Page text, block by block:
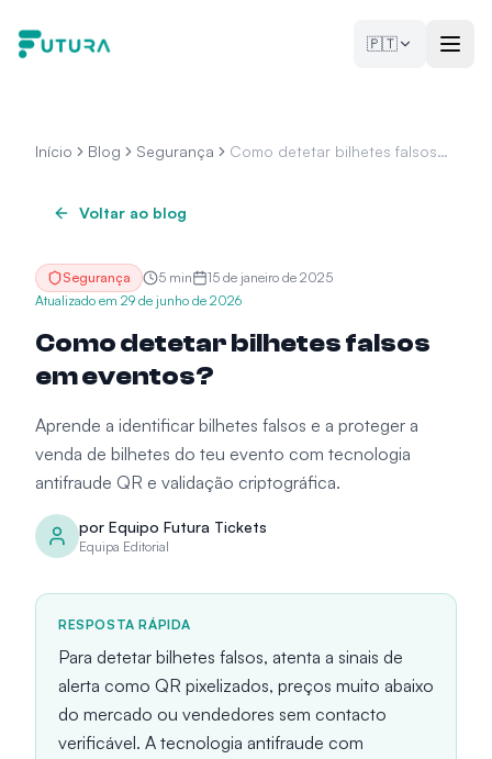
🇵🇹
Início Blog Segurança
Como detetar bilhetes falsos
Voltar ao blog
Segurança 5 min
15 de janeiro de 2025
Atualizado em 29 de junho de 2026
Como detetar bilhetes falsos
em eventos?
Aprende a identificar bilhetes falsos e a proteger a
venda de bilhetes do teu evento com tecnologia
antifraude QR e validação criptográfica.
por Equipo Futura Tickets
Equipa Editorial
RESPOSTA RÁPIDA
Para detetar bilhetes falsos, atenta a sinais de
alerta como QR pixelizados, preços muito abaixo
do mercado ou vendedores sem contacto
verificável. A tecnologia antifraude com